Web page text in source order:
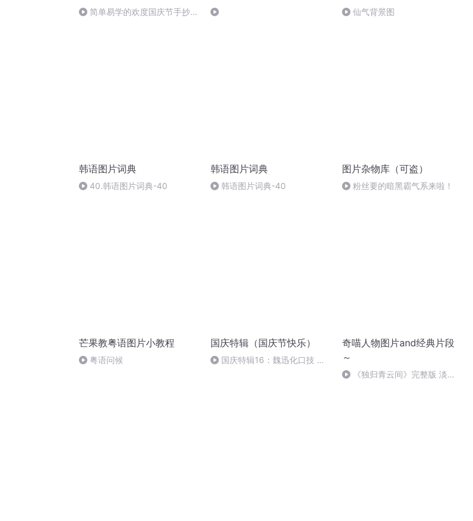
简单易学的欢度国庆节手抄报
仙气背景图
韩语图片词典
40.韩语图片词典-40
韩语图片词典
韩语图片词典-40
图片杂物库（可盗）
粉丝要的暗黑霸气系来啦！
芒果教粤语图片小教程
粤语问候
国庆特辑（国庆节快乐）
国庆特辑16：魏迅化口技 二
奇喵人物图片and经典片段
～
《独归青云间》完整版 淡淡